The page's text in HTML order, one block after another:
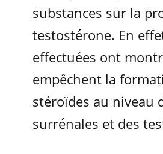
substances sur la
testostérone. En
effectuées ont
empêchent la
stéroïdes au niveau
surrénales et des